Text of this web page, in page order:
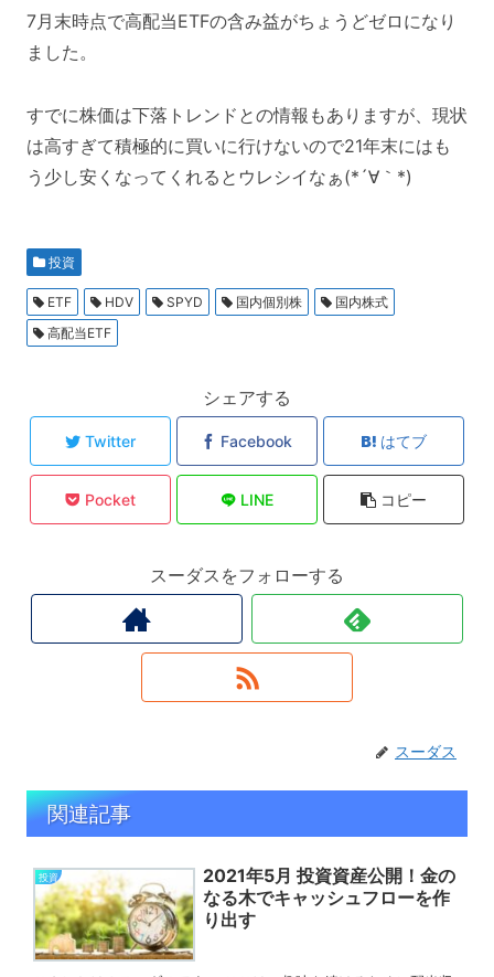
7月末時点で高配当ETFの含み益がちょうどゼロになり
ました。
すでに株価は下落トレンドとの情報もありますが、現状
は高すぎて積極的に買いに行けないので21年末にはも
う少し安くなってくれるとウレシイなぁ(*´∀｀*)
投資
ETF HDV SPYD 国内個別株
国内株式
高配当ETF
シェアする
Twitter Facebook はてブ
Pocket LINE コピー
スーダスをフォローする
スーダス
関連記事
投資
2021年5月 投資資産公開！金の
なる木でキャッシュフローを作
り出す